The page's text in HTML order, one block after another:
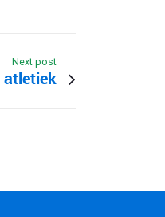
Next post
atletiek